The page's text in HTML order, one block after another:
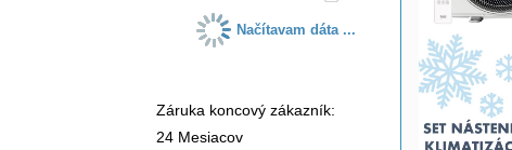
Načítavam dáta ...
Záruka koncový zákazník:
24 Mesiacov